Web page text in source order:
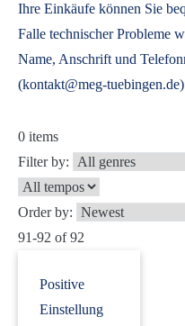
Ihre Einkäufe können Sie
Falle technischer Probleme
Name, Anschrift und
(kontakt@meg-
0 items
Filter by:
Order by:
91-92 of 92
Positive
Einstellung